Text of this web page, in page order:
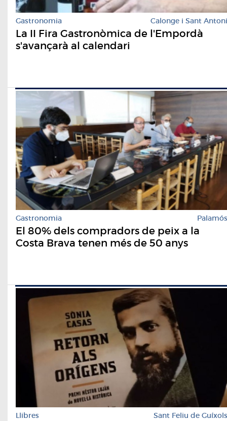
Gastronomia Calonge i Sant Antoni
La II Fira Gastronòmica de l'Empordà
s'avançarà al calendari
Gastronomia Palamós
El 80% dels compradors de peix a la
Costa Brava tenen més de 50 anys
Llibres Sant Feliu de Guíxols